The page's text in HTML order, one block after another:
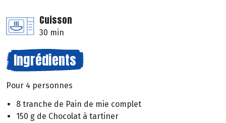
Cuisson
30 min
Ingrédients
Pour 4 personnes
8 tranche de Pain de mie complet
150 g de Chocolat à tartiner